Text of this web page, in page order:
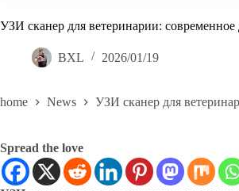
УЗИ сканер для ветеринарии:
BXL 2026/01/19
home News УЗИ сканер для
Spread the love